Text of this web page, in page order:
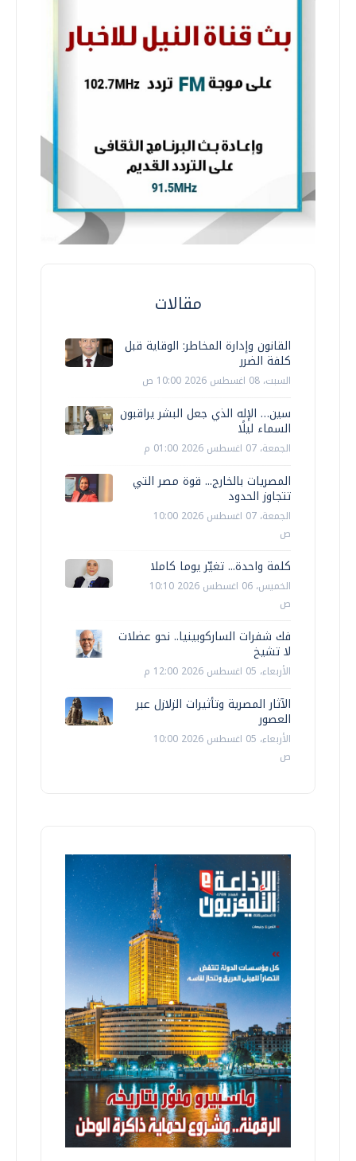
مقالات
القانون وإدارة المخاطر: الوقاية قبل
كلفة الضرر
السبت، 08 اغسطس 2026 10:00 ص
سين… الإله الذي جعل البشر يراقبون
السماء ليلًا
الجمعة، 07 اغسطس 2026 01:00 م
المصريات بالخارج... قوة مصر التي
تتجاوز الحدود
الجمعة، 07 اغسطس 2026 10:00
ص
كلمة واحدة... تغيّر يوما كاملا
الخميس، 06 اغسطس 2026 10:10
ص
فك شفرات الساركوبينيا.. نحو عضلات
لا تشيخ
الأربعاء، 05 اغسطس 2026 12:00 م
الآثار المصرية وتأثيرات الزلازل عبر
العصور
الأربعاء، 05 اغسطس 2026 10:00
ص